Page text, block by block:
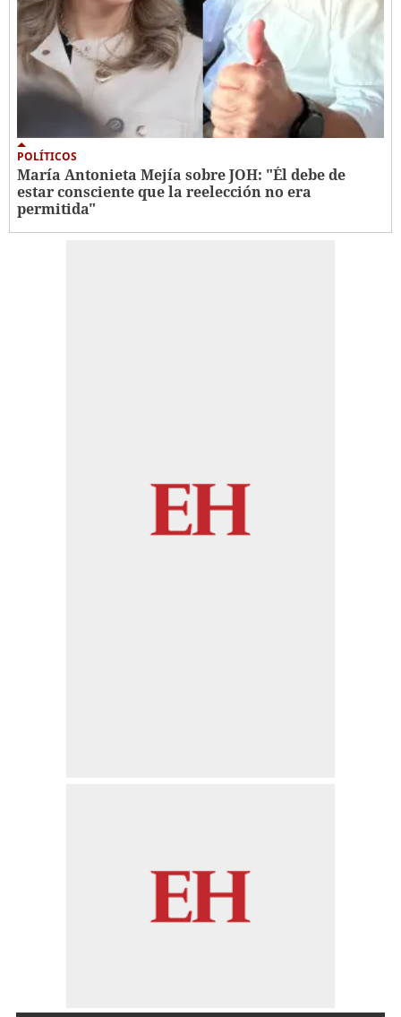
POLÍTICOS
María Antonieta Mejía sobre JOH: "Él debe de
estar consciente que la reelección no era
permitida"